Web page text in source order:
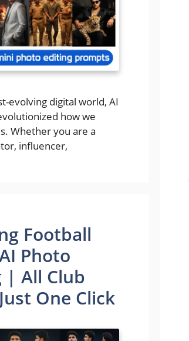
evolving digital world, AI
how we
Whether you are a
influencer,
Football
Photo
| All Club
One Click